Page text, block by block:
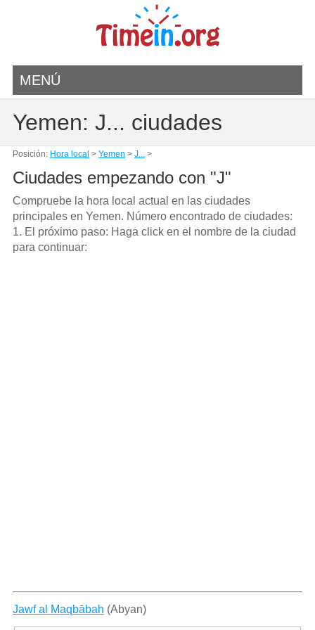
MENÚ
Yemen: J... ciudades
Posición: Hora local > Yemen > J...>
Ciudades empezando con "J"
Compruebe la hora local actual en las ciudades
principales en Yemen. Número encontrado de ciudades:
1. El próximo paso: Haga click en el nombre de la ciudad
para continuar:
Jawf al Maqbābah (Abyan)